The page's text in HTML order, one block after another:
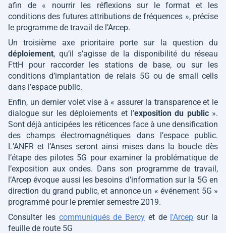
afin de « nourrir les réflexions sur le format et les
conditions des futures attributions de fréquences », précise
le programme de travail de l’Arcep.
Un troisième axe prioritaire porte sur la question du
déploiement, qu’il s’agisse de la disponibilité du réseau
FttH pour raccorder les stations de base, ou sur les
conditions d’implantation de relais 5G ou de small cells
dans l’espace public.
Enfin, un dernier volet vise à « assurer la transparence et le
dialogue sur les déploiements et l’exposition du public ».
Sont déjà anticipées les réticences face à une densification
des champs électromagnétiques dans l’espace public.
L’ANFR et l’Anses seront ainsi mises dans la boucle dès
l’étape des pilotes 5G pour examiner la problématique de
l’exposition aux ondes. Dans son programme de travail,
l’Arcep évoque aussi les besoins d’information sur la 5G en
direction du grand public, et annonce un « événement 5G »
programmé pour le premier semestre 2019.
Consulter les communiqués de Bercy et de l'Arcep sur la
feuille de route 5G